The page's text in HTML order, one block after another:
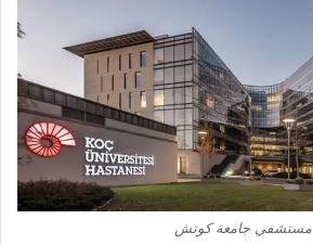
مستشفي جامعة كوتش